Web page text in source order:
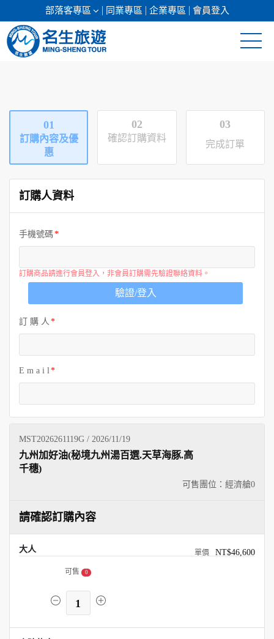
部落客專區 同業專區 企業專區 會員登入
日本專館
郵輪假期
海島假期
韓國
東南亞
01
訂購內容及優
惠
02
確認訂購資料
03
完成訂單
訂購人資料
手機號碼
訂購商品請進行會員登入，非會員訂購需先驗證聯絡資料。
驗證/登入
訂 購 人
E m a i l
MST2026261119G / 2026/11/19
可售團位：經濟艙0
九州加好油(秘境九州湯百選.天草海豚.高
千穗)
請確認訂購內容
大人 NT$46,600
可售 0
1